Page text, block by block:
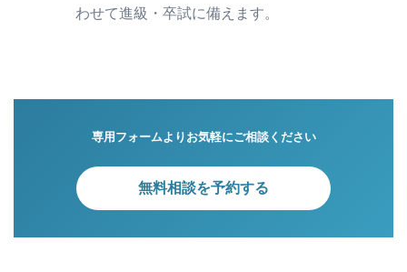
わせて進級・卒試に備えます。
専用フォームよりお気軽にご相談ください
無料相談を予約する